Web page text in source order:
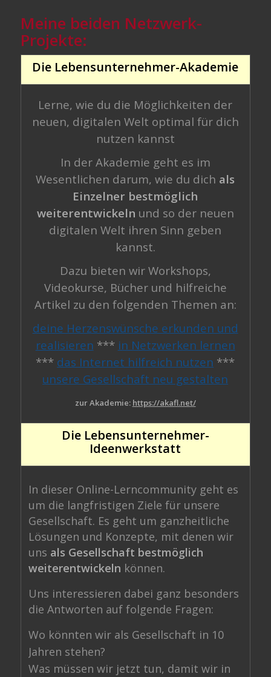
Meine beiden Netzwerk-
Projekte:
Die Lebensunternehmer-Akademie
Lerne, wie du die Möglichkeiten der
neuen, digitalen Welt optimal für dich
nutzen kannst
In der Akademie geht es im
Wesentlichen darum, wie du dich als
Einzelner bestmöglich
weiterentwickeln und so der neuen
digitalen Welt ihren Sinn geben
kannst.
Dazu bieten wir Workshops,
Videokurse, Bücher und hilfreiche
Artikel zu den folgenden Themen an:
deine Herzenswünsche erkunden und
realisieren *** in Netzwerken lernen
*** das Internet hilfreich nutzen ***
unsere Gesellschaft neu gestalten
zur Akademie: https://akafl.net/
Die Lebensunternehmer-
Ideenwerkstatt
In dieser Online-Lerncommunity geht es
um die langfristigen Ziele für unsere
Gesellschaft. Es geht um ganzheitliche
Lösungen und Konzepte, mit denen wir
uns als Gesellschaft bestmöglich
weiterentwickeln können.
Uns interessieren dabei ganz besonders
die Antworten auf folgende Fragen:
Wo könnten wir als Gesellschaft in 10
Jahren stehen?
Was müssen wir jetzt tun, damit wir in